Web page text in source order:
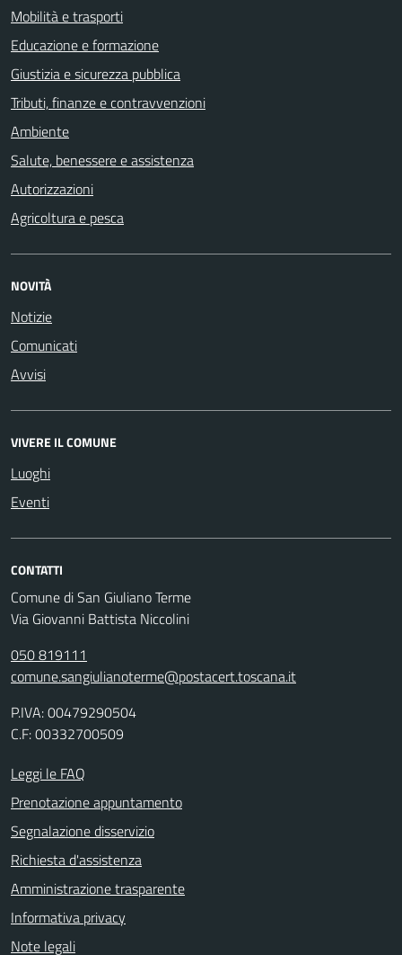
Mobilità e trasporti
Educazione e formazione
Giustizia e sicurezza pubblica
Tributi, finanze e contravvenzioni
Ambiente
Salute, benessere e assistenza
Autorizzazioni
Agricoltura e pesca
NOVITÀ
Notizie
Comunicati
Avvisi
VIVERE IL COMUNE
Luoghi
Eventi
CONTATTI
Comune di San Giuliano Terme
Via Giovanni Battista Niccolini
050 819111
comune.sangiulianoterme@postacert.toscana.it
P.IVA: 00479290504
C.F: 00332700509
Leggi le FAQ
Prenotazione appuntamento
Segnalazione disservizio
Richiesta d'assistenza
Amministrazione trasparente
Informativa privacy
Note legali